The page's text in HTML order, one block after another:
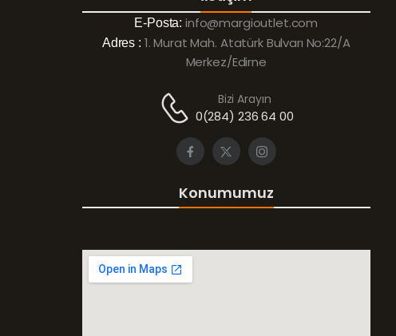
E-Posta: info@margioutlet.com
Adres : 1. Murat Mah. Atatürk Bulvarı No:22/A
Merkez/Edirne
Bizi Arayın
0(284) 236 64 00
Konumumuz